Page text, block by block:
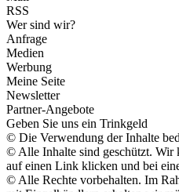
RSS
Wer sind wir?
Anfrage
Medien
Werbung
Meine Seite
Newsletter
Partner-Angebote
Geben Sie uns ein Trinkgeld
© Die Verwendung der Inhalte
© Alle Inhalte sind geschützt. Wir
auf einen Link klicken und bei
© Alle Rechte vorbehalten. Im